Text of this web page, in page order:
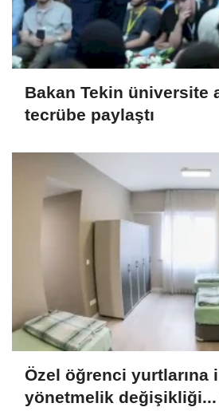
Bakan Tekin üniversite
tecrübe paylaştı
Özel öğrenci yurtlarına
yönetmelik